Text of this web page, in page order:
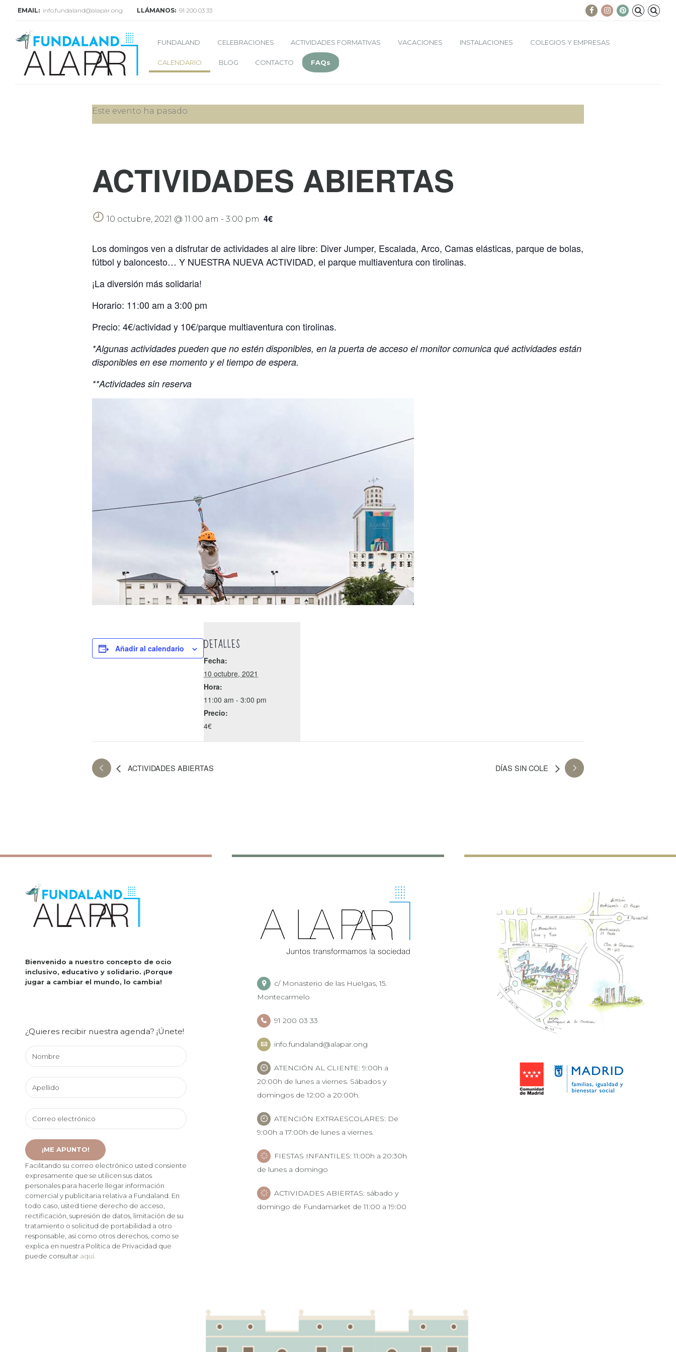
EMAIL: info.fundaland@alapar.ong LLÁMANOS: 91 200 03 33
FUNDALAND CELEBRACIONES ACTIVIDADES FORMATIVAS VACACIONES INSTALACIONES COLEGIOS Y EMPRESAS
CALENDARIO BLOG CONTACTO FAQs
Este evento ha pasado.
ACTIVIDADES ABIERTAS
10 octubre, 2021 @ 11:00 am - 3:00 pm 4€
Los domingos ven a disfrutar de actividades al aire libre: Diver Jumper, Escalada, Arco, Camas elásticas, parque de bolas,
fútbol y baloncesto… Y NUESTRA NUEVA ACTIVIDAD, el parque multiaventura con tirolinas.
¡La diversión más solidaria!
Horario: 11:00 am a 3:00 pm
Precio: 4€/actividad y 10€/parque multiaventura con tirolinas.
*Algunas actividades pueden que no estén disponibles, en la puerta de acceso el monitor comunica qué actividades están
disponibles en ese momento y el tiempo de espera.
**Actividades sin reserva
Añadir al calendario DETALLES
Fecha:
10 octubre, 2021
Hora:
11:00 am - 3:00 pm
Precio:
4€
ACTIVIDADES ABIERTAS DÍAS SIN COLE
Bienvenido a nuestro concepto de ocio
inclusivo, educativo y solidario. ¡Porque
jugar a cambiar el mundo, lo cambia!
¿Quieres recibir nuestra agenda? ¡Únete!
Facilitando su correo electrónico usted consiente
expresamente que se utilicen sus datos
personales para hacerle llegar información
comercial y publicitaria relativa a Fundaland. En
todo caso, usted tiene derecho de acceso,
rectificación, supresión de datos, limitación de su
tratamiento o solicitud de portabilidad a otro
responsable, así como otros derechos, como se
explica en nuestra Política de Privacidad que
puede consultar aquí
c/ Monasterio de las Huelgas, 15.
Montecarmelo
91 200 03 33
info.fundaland@alapar.ong
ATENCIÓN AL CLIENTE: 9:00h a
20:00h de lunes a viernes. Sábados y
domingos de 12:00 a 20:00h.
ATENCIÓN EXTRAESCOLARES: De
9:00h a 17:00h de lunes a viernes.
FIESTAS INFANTILES: 11:00h a 20:30h
de lunes a domingo
ACTIVIDADES ABIERTAS: sábado y
domingo de Fundamarket de 11:00 a 19:00